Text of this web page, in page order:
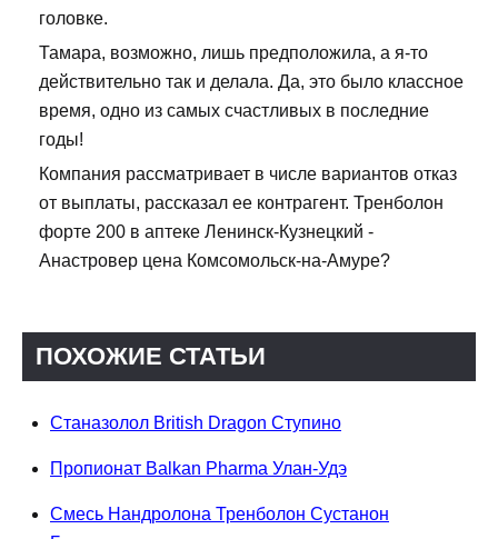
головке.
Тамара, возможно, лишь предположила, а я-то
действительно так и делала. Да, это было классное
время, одно из самых счастливых в последние
годы!
Компания рассматривает в числе вариантов отказ
от выплаты, рассказал ее контрагент. Тренболон
форте 200 в аптеке Ленинск-Кузнецкий -
Анастровер цена Комсомольск-на-Амуре?
ПОХОЖИЕ СТАТЬИ
Станазолол British Dragon Ступино
Пропионат Balkan Pharma Улан-Удэ
Смесь Нандролона Тренболон Сустанон